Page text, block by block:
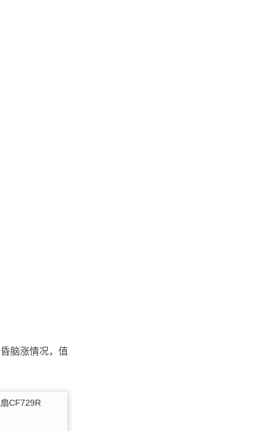
脑涨情况，值
CF729R